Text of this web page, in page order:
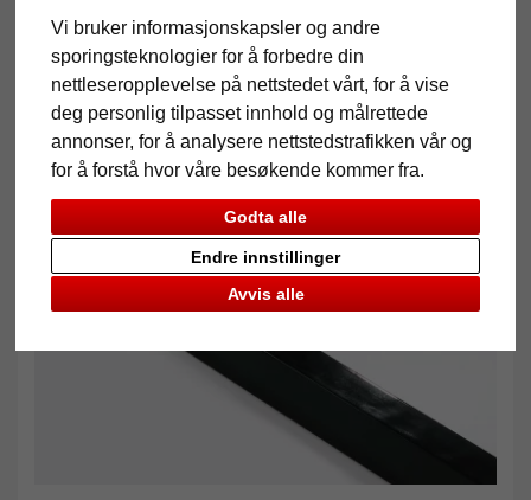
Vi bruker informasjonskapsler og andre
sporingsteknologier for å forbedre din
nettleseropplevelse på nettstedet vårt, for å vise
deg personlig tilpasset innhold og målrettede
annonser, for å analysere nettstedstrafikken vår og
for å forstå hvor våre besøkende kommer fra.
Godta alle
Avvis alle
Endre innstillinger